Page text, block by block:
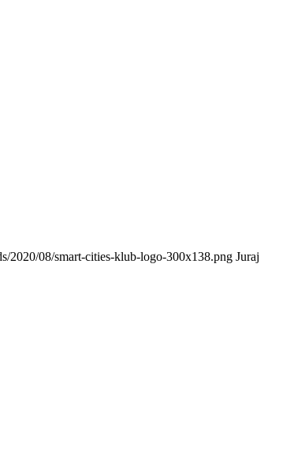
2020/08/smart-cities-klub-logo-300x138.png Juraj